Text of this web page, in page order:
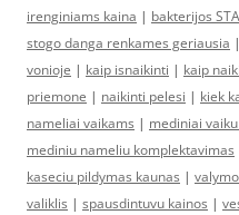
irenginiams kaina | bakterijos
stogo danga renkames geriausia |
vonioje | kaip isnaikinti | kaip
priemone | naikinti pelesi | kiek
nameliai vaikams | mediniai
mediniu nameliu komplektavimas
kaseciu pildymas kaunas |
valiklis | spausdintuvu kainos |